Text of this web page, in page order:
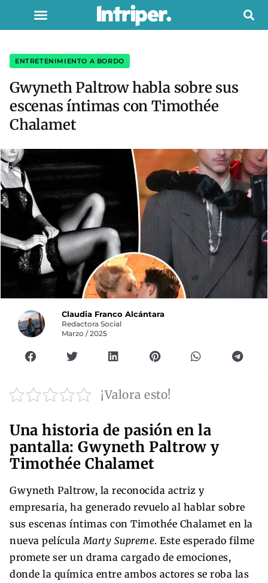
ENTRETENIMIENTO A BORDO
Gwyneth Paltrow habla sobre sus
escenas íntimas con Timothée
Chalamet
Claudia Franco Alcántara
Redactora Social
Marzo / 2025
¡Valora esto!
Una historia de pasión en la
pantalla: Gwyneth Paltrow y
Timothée Chalamet
Gwyneth Paltrow, la reconocida actriz y
empresaria, ha generado revuelo al hablar sobre
sus escenas íntimas con Timothée Chalamet en la
nueva película Marty Supreme. Este esperado filme
promete ser un drama cargado de emociones,
donde la química entre ambos actores se roba las